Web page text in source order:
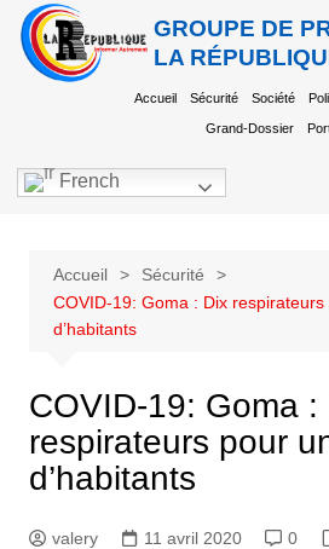
GROUPE DE
LA
Accueil Sécurité Société
Grand-Dossier
French
Accueil
Sécurité
COVID-19: Goma : Dix
d’habitants
COVID-19: Goma :
respirateurs pour
d’habitants
valery 11 avril 2020 0